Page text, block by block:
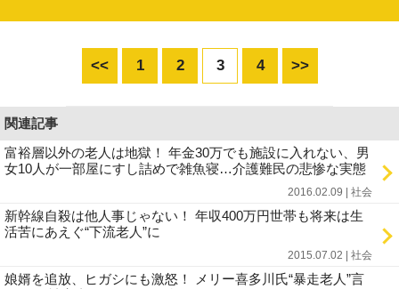
<< 1 2 3 4 >>
関連記事
富裕層以外の老人は地獄！ 年金30万でも施設に入れない、男
女10人が一部屋にすし詰めで雑魚寝…介護難民の悲惨な実態
2016.02.09 | 社会
新幹線自殺は他人事じゃない！ 年収400万円世帯も将来は生
活苦にあえぐ“下流老人”に
2015.07.02 | 社会
娘婿を追放、ヒガシにも激怒！ メリー喜多川氏“暴走老人”言